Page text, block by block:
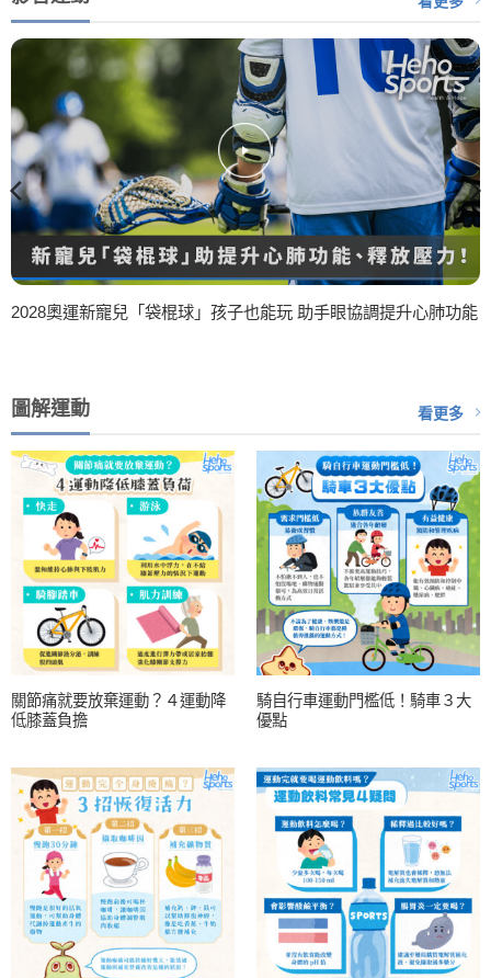
2028奧運新寵兒「袋棍球」孩子也能玩 助手眼協調提升心肺功能
圖解運動 看更多
關節痛就要放棄運動？４運動降
低膝蓋負擔
騎自行車運動門檻低！騎車３大
優點